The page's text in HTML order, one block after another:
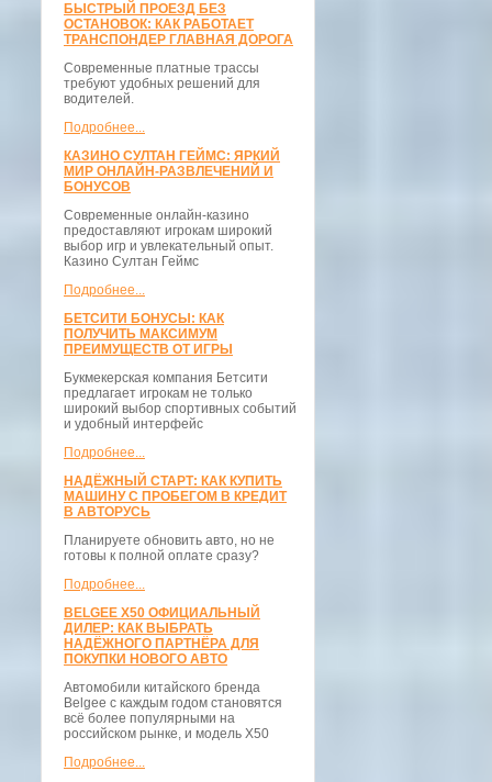
БЫСТРЫЙ ПРОЕЗД БЕЗ
ОСТАНОВОК: КАК РАБОТАЕТ
ТРАНСПОНДЕР ГЛАВНАЯ ДОРОГА
Современные платные трассы
требуют удобных решений для
водителей.
Подробнее...
КАЗИНО СУЛТАН ГЕЙМС: ЯРКИЙ
МИР ОНЛАЙН-РАЗВЛЕЧЕНИЙ И
БОНУСОВ
Современные онлайн-казино
предоставляют игрокам широкий
выбор игр и увлекательный опыт.
Казино Султан Геймс
Подробнее...
БЕТСИТИ БОНУСЫ: КАК
ПОЛУЧИТЬ МАКСИМУМ
ПРЕИМУЩЕСТВ ОТ ИГРЫ
Букмекерская компания Бетсити
предлагает игрокам не только
широкий выбор спортивных событий
и удобный интерфейс
Подробнее...
НАДЁЖНЫЙ СТАРТ: КАК КУПИТЬ
МАШИНУ С ПРОБЕГОМ В КРЕДИТ
В АВТОРУСЬ
Планируете обновить авто, но не
готовы к полной оплате сразу?
Подробнее...
BELGEE X50 ОФИЦИАЛЬНЫЙ
ДИЛЕР: КАК ВЫБРАТЬ
НАДЁЖНОГО ПАРТНЁРА ДЛЯ
ПОКУПКИ НОВОГО АВТО
Автомобили китайского бренда
Belgee с каждым годом становятся
всё более популярными на
российском рынке, и модель X50
Подробнее...